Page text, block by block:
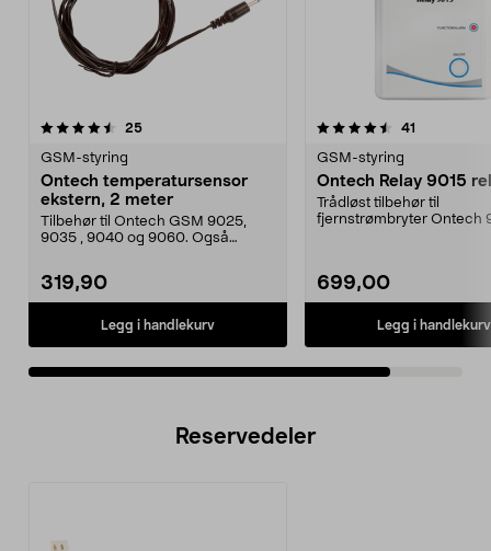
25anmeldelser
GSM-styring
Ontech temperatursensor
ekstern, 2 meter
Tilbehør til Ontech GSM 9025,
9035 , 9040 og 9060. Også
319,90
Legg i handlekurv
4.5av 5 stjerner 41
GSM-styring
Ontech Relay 9015
Trådløst tilbehør til
fjernstrømbryter Ontech
699,00
Legg i handlekurv
Reservedeler